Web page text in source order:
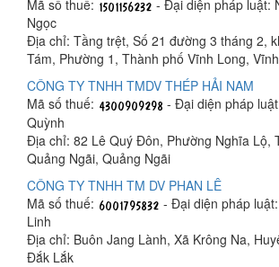
Mã số thuế:
- Đại diện pháp luật:
Ngọc
Địa chỉ: Tầng trệt, Số 21 đường 3 tháng 2,
Tám, Phường 1, Thành phố Vĩnh Long,
CÔNG TY TNHH TMDV THÉP HẢI NAM
Mã số thuế:
- Đại diện pháp
Quỳnh
Địa chỉ: 82 Lê Quý Đôn, Phường Nghĩa Lộ,
Quảng Ngãi, Quảng Ngãi
CÔNG TY TNHH TM DV PHAN LÊ
Mã số thuế:
- Đại diện pháp
Linh
Địa chỉ: Buôn Jang Lành, Xã Krông Na,
Đắk Lắk